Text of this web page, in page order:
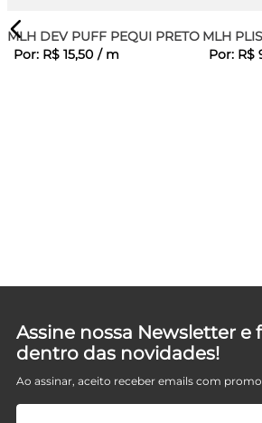
MLH DEV PUFF PEQUI PRETO
Por: R$ 15,50 / m
MLH
Por: R$
Assine nossa Newsletter e
dentro das novidades!
Ao assinar, aceito receber emails com